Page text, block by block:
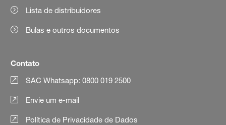
Lista de distribuidores
Bulas e outros documentos
Contato
SAC Whatsapp: 0800 019 2500
Envie um e-mail
Política de Privacidade de Dados